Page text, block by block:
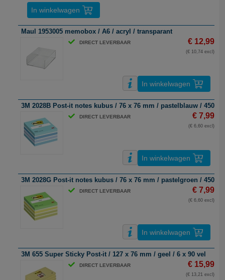
In winkelwagen
Maul 1953005 memobox / A6 / acryl / transparant
DIRECT LEVERBAAR € 12,99
(€ 10,74 excl)
In winkelwagen
3M 2028B Post-it notes kubus / 76 x 76 mm / pastelblauw / 450 vel
DIRECT LEVERBAAR € 7,99
(€ 6,60 excl)
In winkelwagen
3M 2028G Post-it notes kubus / 76 x 76 mm / pastelgroen / 450 vel
DIRECT LEVERBAAR € 7,99
(€ 6,60 excl)
In winkelwagen
3M 655 Super Sticky Post-it / 127 x 76 mm / geel / 6 x 90 vel
DIRECT LEVERBAAR € 15,99
(€ 13,21 excl)